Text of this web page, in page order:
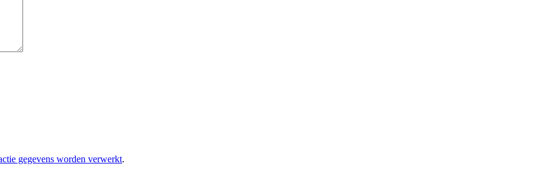
gegevens worden verwerkt.